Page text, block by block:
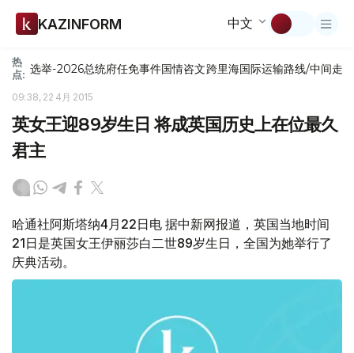
KAZINFORM 中文
热
点: 选举-2026总统府任免事件国情咨文跨里海国际运输路线/中间走廊
09:38, 22 4月 2015
英女王迎89岁生日 将成英国历史上在位最久
君主
哈通社阿斯塔纳4月22日电 据中新网报道，英国当地时间
21日是英国女王伊丽莎白二世89岁生日，全国为她举行了
庆典活动。